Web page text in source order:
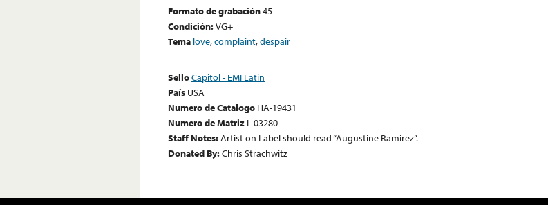
Formato de grabación45
Condición:VG+
Tema love,complaint,despair
SelloCapitol - EMI Latin
País USA
Numero de Catalogo HA-19431
Numero de Matriz L-03280
Staff Notes:Artist on Label should read “Augustine Ramirez”.
Donated By:Chris Strachwitz